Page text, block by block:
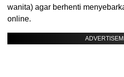
wanita) agar berhenti
online.